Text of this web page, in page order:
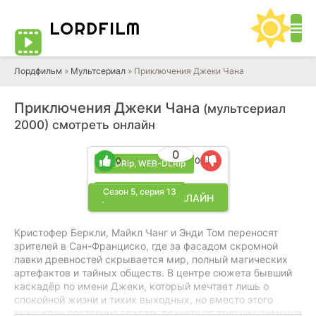
LORDFILM
Лордфильм » Мультсериал » Приключения Джеки Чана
Приключения Джеки Чана (мультсериал
2000) смотреть онлайн
DVDRip, WEB-DLRip
Сезон 5, серия 13
0
0 0
▶ СМОТРЕТЬ ОНЛАЙН
Кристофер Беркли, Майкл Чанг и Энди Том переносят
зрителей в Сан-Франциско, где за фасадом скромной
лавки древностей скрывается мир, полный магических
артефактов и тайных обществ. В центре сюжета бывший
каскадёр по имени Джеки, который мечтает лишь о
спокойной жизни и тихих выходных, но вместо этого
вынужден постоянно спасать планету от древних демонов